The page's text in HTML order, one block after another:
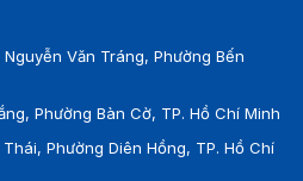
Nguyễn Văn Tráng, Phường Bến
Phường Bàn Cờ, TP. Hồ Chí Minh
Phường Diên Hồng, TP. Hồ Chí